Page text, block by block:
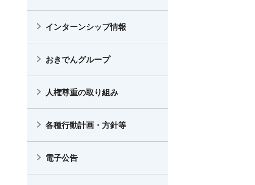
インターンシップ情報
おきでんグループ
人権尊重の取り組み
各種行動計画・方針等
電子公告